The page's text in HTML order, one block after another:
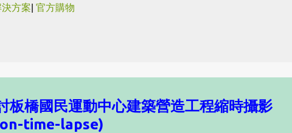
方案 官方購物
板橋國民運動中心建築營造工程縮時攝影
time-lapse)